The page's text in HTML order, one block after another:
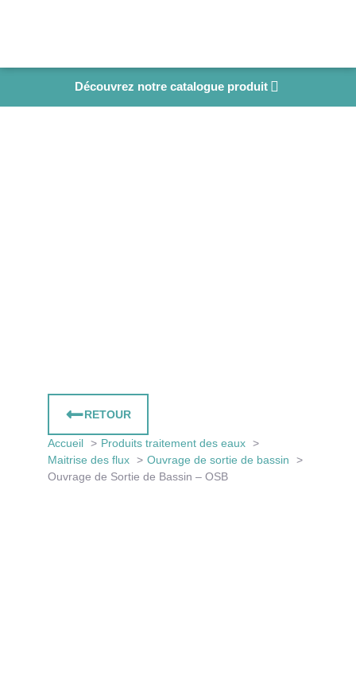
Découvrez notre catalogue produit
RETOUR
Accueil
Produits traitement des eaux
Maitrise des flux
Ouvrage de sortie de bassin
Ouvrage de Sortie de Bassin – OSB